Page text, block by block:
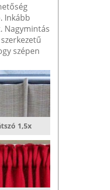
Inkább
Nagymintás
szépen
1,5x